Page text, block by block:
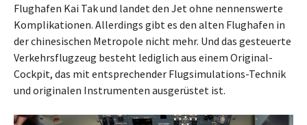
Flughafen Kai Tak und landet den Jet ohne nennenswerte
Komplikationen. Allerdings gibt es den alten Flughafen in
der chinesischen Metropole nicht mehr. Und das gesteuerte
Verkehrsflugzeug besteht lediglich aus einem Original-
Cockpit, das mit entsprechender Flugsimulations-Technik
und originalen Instrumenten ausgerüstet ist.